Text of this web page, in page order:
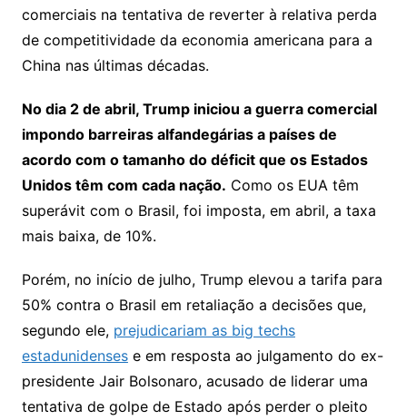
comerciais na tentativa de reverter à relativa perda
de competitividade da economia americana para a
China nas últimas décadas.
No dia 2 de abril, Trump iniciou a guerra comercial
impondo barreiras alfandegárias a países de
acordo com o tamanho do déficit que os Estados
Unidos têm com cada nação. Como os EUA têm
superávit com o Brasil, foi imposta, em abril, a taxa
mais baixa, de 10%.
Porém, no início de julho, Trump elevou a tarifa para
50% contra o Brasil em retaliação a decisões que,
segundo ele, prejudicariam as big techs
estadunidensese em resposta ao julgamento do ex-
presidente Jair Bolsonaro, acusado de liderar uma
tentativa de golpe de Estado após perder o pleito